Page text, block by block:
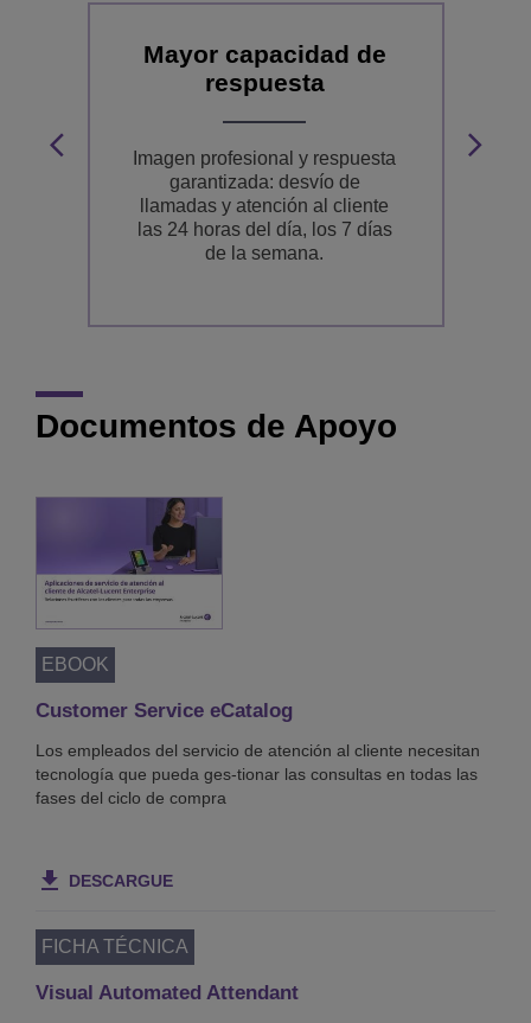
Mayor capacidad de
respuesta
Imagen profesional y respuesta
garantizada: desvío de
llamadas y atención al cliente
las 24 horas del día, los 7 días
de la semana.
Documentos de Apoyo
EBOOK
Customer Service eCatalog
Los empleados del servicio de atención al cliente necesitan
tecnología que pueda ges-tionar las consultas en todas las
fases del ciclo de compra
DESCARGUE
FICHA TÉCNICA
Visual Automated Attendant